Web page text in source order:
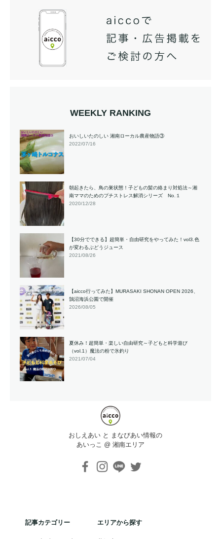
WEEKLY RANKING
おいしいたのしい 湘南ローカル農産物語③
2022/07/16
朝起きたら、鳥の巣状態！子どもの髪の絡まり対処法～湘
南ママのためのプチストレス解消シリーズ No.１
2020/12/28
【30分でできる】超簡単・自由研究をやってみた！vol3.色
が変わるぶどうジュース
2021/08/26
【aicco行ってみた】MURASAKI SHONAN OPEN 2026、
鵠沼海浜公園で開催
2026/08/05
夏休み！超簡単・楽しい自由研究～子どもと科学遊び
（vol.1）魔法の粉で氷釣り
2021/07/04
おしえあい と まなびあい情報の
あいっこ @ 湘南エリア
記事カテゴリー エリアから探す